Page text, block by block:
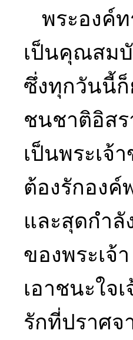
พระองค์
เป็นคุณสม
ซึ่งทุกวันนี้ก็
ชนชาติอิสร
เป็นพระเจ้
ต้องรักอง
และสุดกำลั
ของพระเ
เอาชนะใ
รักที่ปราศจ